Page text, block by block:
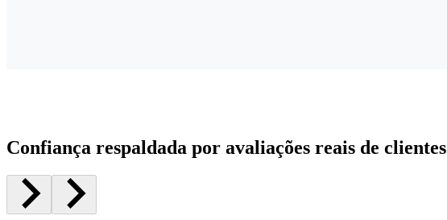
Confiança respaldada por avaliações reais de clientes